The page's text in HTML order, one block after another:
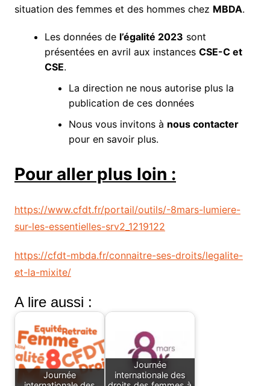
situation des femmes et des hommes chez MBDA.
Les données de l’égalité 2023 sont
présentées en avril aux instances CSE-C et
CSE.
La direction ne nous autorise plus la
publication de ces données
Nous vous invitons à nous contacter
pour en savoir plus.
Pour aller plus loin :
https://www.cfdt.fr/portail/outils/-8mars-lumiere-
sur-les-essentielles-srv2_1219122
https://cfdt-mbda.fr/connaitre-ses-droits/legalite-
et-la-mixite/
A lire aussi :
Journée
Journée
internationale des